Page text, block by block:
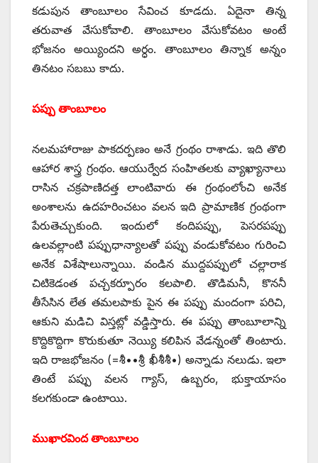
కడుపున తాంబూలం సేవించ కూడదు. ఏదైనా తిన్న
తరువాత వేసుకోవాలి. తాంబూలం వేసుకోవటం అంటే
భోజనం అయ్యిందని అర్ధం. తాంబూలం తిన్నాక అన్నం
తినటం సబబు కాదు.
పప్పు తాంబూలం
నలమహారాజు పాకదర్పణం అనే గ్రంథం రాశాడు. ఇది తొలి
ఆహార శాస్త్ర గ్రంథం. ఆయుర్వేద సంహితలకు వ్యాఖ్యానాలు
రాసిన చక్రపాణిదత్త లాంటివారు ఈ గ్రంథంలోంచి అనేక
అంశాలను ఉదహరించటం వలన ఇది ప్రామాణిక గ్రంథంగా
పేరుతెచ్చుకుంది. ఇందులో కందిపప్పు, పెసరపప్పు
ఉలవల్లాంటి పప్పుధాన్యాలతో పప్పు వండుకోవటం గురించి
అనేక విశేషాలున్నాయి. వండిన ముద్దపప్పులో చల్లారాక
చిటికెడంత పచ్చకర్పూరం కలపాలి. తొడిమనీ, కొననీ
తీసేసిన లేత తమలపాకు పైన ఈ పప్పు మందంగా పరిచి,
ఆకుని మడిచి విస్తట్లో వడ్డిస్తారు. ఈ పప్పు తాంబూలాన్ని
కొద్దికొద్దిగా కొరుకుతూ నెయ్యి కలిపిన వేడన్నంతో తింటారు.
ఇది రాజభోజనం (=శీ••శ్రీ ఖీశీశీ•) అన్నాడు నలుడు. ఇలా
తింటే పప్పు వలన గ్యాస్‌, ఉబ్బరం, భుక్తాయాసం
కలగకుండా ఉంటాయి.
ముఖారవింద తాంబూలం